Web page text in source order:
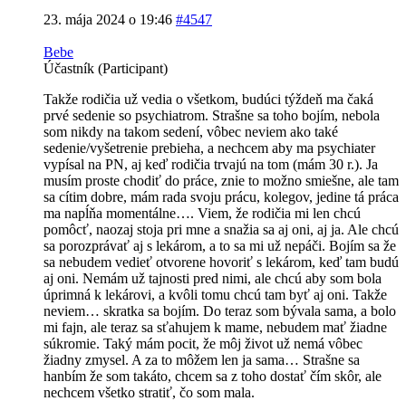
23. mája 2024 o 19:46 #4547
Bebe
Účastník (Participant)
Takže rodičia už vedia o všetkom, budúci týždeň ma čaká
prvé sedenie so psychiatrom. Strašne sa toho bojím, nebola
som nikdy na takom sedení, vôbec neviem ako také
sedenie/vyšetrenie prebieha, a nechcem aby ma psychiater
vypísal na PN, aj keď rodičia trvajú na tom (mám 30 r.). Ja
musím proste chodiť do práce, znie to možno smiešne, ale tam
sa cítim dobre, mám rada svoju prácu, kolegov, jedine tá práca
ma napĺňa momentálne…. Viem, že rodičia mi len chcú
pomôcť, naozaj stoja pri mne a snažia sa aj oni, aj ja. Ale chcú
sa porozprávať aj s lekárom, a to sa mi už nepáči. Bojím sa že
sa nebudem vedieť otvorene hovoriť s lekárom, keď tam budú
aj oni. Nemám už tajnosti pred nimi, ale chcú aby som bola
úprimná k lekárovi, a kvôli tomu chcú tam byť aj oni. Takže
neviem… skratka sa bojím. Do teraz som bývala sama, a bolo
mi fajn, ale teraz sa sťahujem k mame, nebudem mať žiadne
súkromie. Taký mám pocit, že môj život už nemá vôbec
žiadny zmysel. A za to môžem len ja sama… Strašne sa
hanbím že som takáto, chcem sa z toho dostať čím skôr, ale
nechcem všetko stratiť, čo som mala.